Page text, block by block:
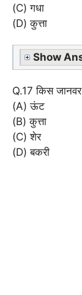
(C) गधा
(D) कुत्ता
Show
Q.17 किस
(A) ऊंट
(B) कुत्ता
(C) शेर
(D) बकरी